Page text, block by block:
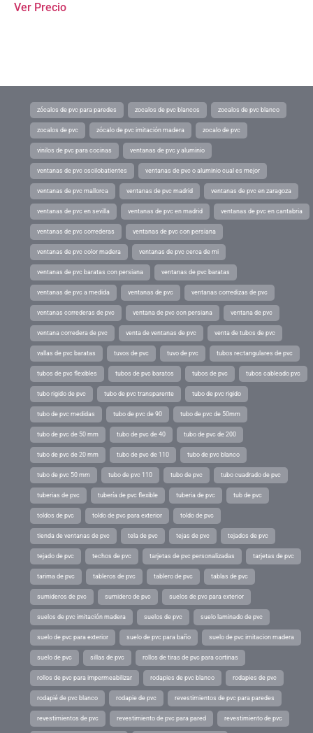
Ver Precio
zócalos de pvc para paredes zocalos de pvc blancos zocalos de pvc blanco
zocalos de pvc zócalo de pvc imitación madera zocalo de pvc
vinilos de pvc para cocinas ventanas de pvc y aluminio
ventanas de pvc oscilobatientes ventanas de pvc o aluminio cual es mejor
ventanas de pvc mallorca ventanas de pvc madrid ventanas de pvc en zaragoza
ventanas de pvc en sevilla ventanas de pvc en madrid ventanas de pvc en cantabria
ventanas de pvc correderas ventanas de pvc con persiana
ventanas de pvc color madera ventanas de pvc cerca de mi
ventanas de pvc baratas con persiana ventanas de pvc baratas
ventanas de pvc a medida ventanas de pvc ventanas corredizas de pvc
ventanas correderas de pvc ventana de pvc con persiana ventana de pvc
ventana corredera de pvc venta de ventanas de pvc venta de tubos de pvc
vallas de pvc baratas tuvos de pvc tuvo de pvc tubos rectangulares de pvc
tubos de pvc flexibles tubos de pvc baratos tubos de pvc tubos cableado pvc
tubo rigido de pvc tubo de pvc transparente tubo de pvc rigido
tubo de pvc medidas tubo de pvc de 90 tubo de pvc de 50mm
tubo de pvc de 50 mm tubo de pvc de 40 tubo de pvc de 200
tubo de pvc de 20 mm tubo de pvc de 110 tubo de pvc blanco
tubo de pvc 50 mm tubo de pvc 110 tubo de pvc tubo cuadrado de pvc
tuberias de pvc tubería de pvc flexible tuberia de pvc tub de pvc
toldos de pvc toldo de pvc para exterior toldo de pvc
tienda de ventanas de pvc tela de pvc tejas de pvc tejados de pvc
tejado de pvc techos de pvc tarjetas de pvc personalizadas tarjetas de pvc
tarima de pvc tableros de pvc tablero de pvc tablas de pvc
sumideros de pvc sumidero de pvc suelos de pvc para exterior
suelos de pvc imitación madera suelos de pvc suelo laminado de pvc
suelo de pvc para exterior suelo de pvc para baño suelo de pvc imitacion madera
suelo de pvc sillas de pvc rollos de tiras de pvc para cortinas
rollos de pvc para impermeabilizar rodapies de pvc blanco rodapies de pvc
rodapié de pvc blanco rodapie de pvc revestimientos de pvc para paredes
revestimientos de pvc revestimiento de pvc para pared revestimiento de pvc